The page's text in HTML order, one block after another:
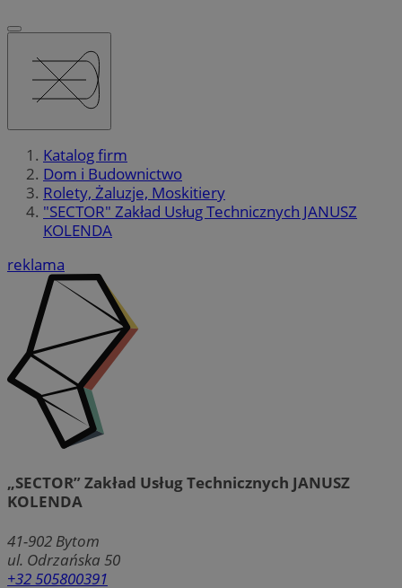
Katalog firm
Dom i Budownictwo
Rolety, Żaluzje, Moskitiery
"SECTOR" Zakład Usług Technicznych JANUSZ
KOLENDA
reklama
„SECTOR” Zakład Usług Technicznych JANUSZ
KOLENDA
41-902 Bytom
ul. Odrzańska 50
+32 505800391